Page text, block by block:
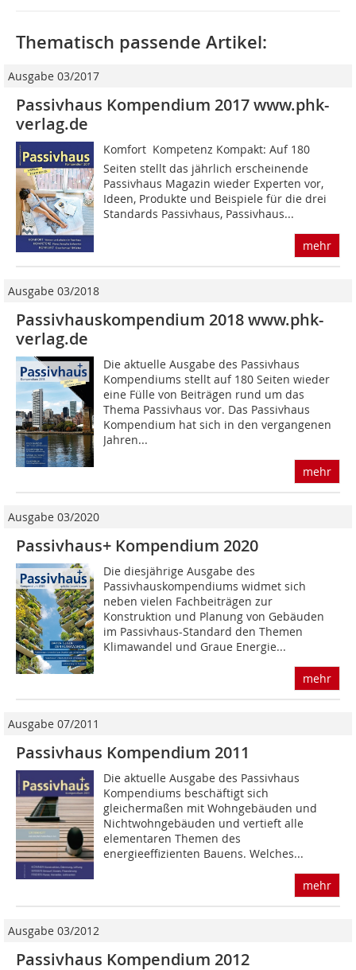
Thematisch passende Artikel:
Ausgabe 03/2017
Passivhaus Kompendium 2017 www.phk-
verlag.de
Komfort  Kompetenz Kompakt: Auf 180
Seiten stellt das jährlich erscheinende
Passivhaus Magazin wieder Experten vor,
Ideen, Produkte und Beispiele für die drei
Standards Passivhaus, Passivhaus...
mehr
Ausgabe 03/2018
Passivhauskompendium 2018 www.phk-
verlag.de
Die aktuelle Ausgabe des Passivhaus
Kompendiums stellt auf 180 Seiten wieder
eine Fülle von Beiträgen rund um das
Thema Passivhaus vor. Das Passivhaus
Kompendium hat sich in den vergangenen
Jahren...
mehr
Ausgabe 03/2020
Passivhaus+ Kompendium 2020
Die diesjährige Ausgabe des
Passivhauskompendiums widmet sich
neben vielen Fachbeiträgen zur
Konstruktion und Planung von Gebäuden
im Passivhaus-Standard den Themen
Klimawandel und Graue Energie...
mehr
Ausgabe 07/2011
Passivhaus Kompendium 2011
Die aktuelle Ausgabe des Passivhaus
Kompendiums beschäftigt sich
gleichermaßen mit Wohngebäuden und
Nichtwohngebäuden und vertieft alle
elementaren Themen des
energieeffizienten Bauens. Welches...
mehr
Ausgabe 03/2012
Passivhaus Kompendium 2012